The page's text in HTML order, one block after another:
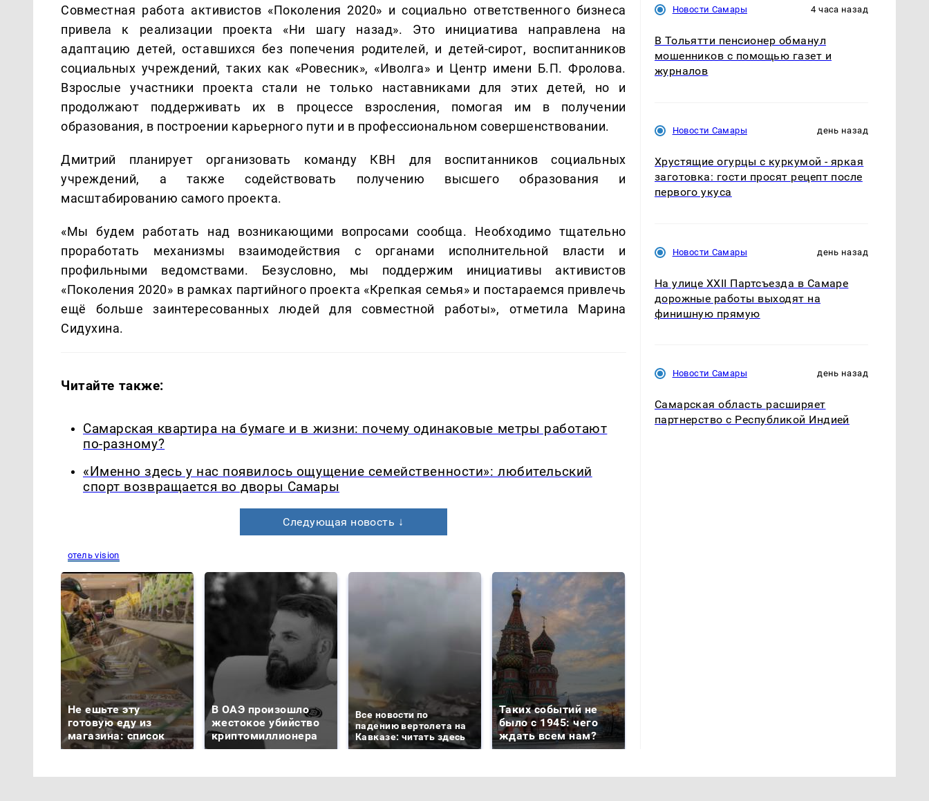
Совместная работа активистов «Поколения 2020» и социально ответственного бизнеса
привела к реализации проекта «Ни шагу назад». Это инициатива направлена на
адаптацию детей, оставшихся без попечения родителей, и детей-сирот, воспитанников
социальных учреждений, таких как «Ровесник», «Иволга» и Центр имени Б.П. Фролова.
Взрослые участники проекта стали не только наставниками для этих детей, но и
продолжают поддерживать их в процессе взросления, помогая им в получении
образования, в построении карьерного пути и в профессиональном совершенствовании.
Дмитрий планирует организовать команду КВН для воспитанников социальных
учреждений, а также содействовать получению высшего образования и
масштабированию самого проекта.
«Мы будем работать над возникающими вопросами сообща. Необходимо тщательно
проработать механизмы взаимодействия с органами исполнительной власти и
профильными ведомствами. Безусловно, мы поддержим инициативы активистов
«Поколения 2020» в рамках партийного проекта «Крепкая семья» и постараемся привлечь
ещё больше заинтересованных людей для совместной работы», отметила Марина
Сидухина.
Читайте также:
Самарская квартира на бумаге и в жизни: почему одинаковые метры работают
по-разному?
«Именно здесь у нас появилось ощущение семейственности»: любительский
спорт возвращается во дворы Самары
Следующая новость ↓
отель vision
Не ешьте эту
готовую еду из
магазина: список
В ОАЭ произошло
жестокое убийство
криптомиллионера
Все новости по
падению вертолета на
Кавказе: читать здесь
Таких событий не
было с 1945: чего
ждать всем нам?
Новости Самары 4 часа назад
В Тольятти пенсионер обманул
мошенников с помощью газет и
журналов
Новости Самары день назад
Хрустящие огурцы с куркумой - яркая
заготовка: гости просят рецепт после
первого укуса
Новости Самары день назад
На улице XXII Партсъезда в Самаре
дорожные работы выходят на
финишную прямую
Новости Самары день назад
Самарская область расширяет
партнерство с Республикой Индией